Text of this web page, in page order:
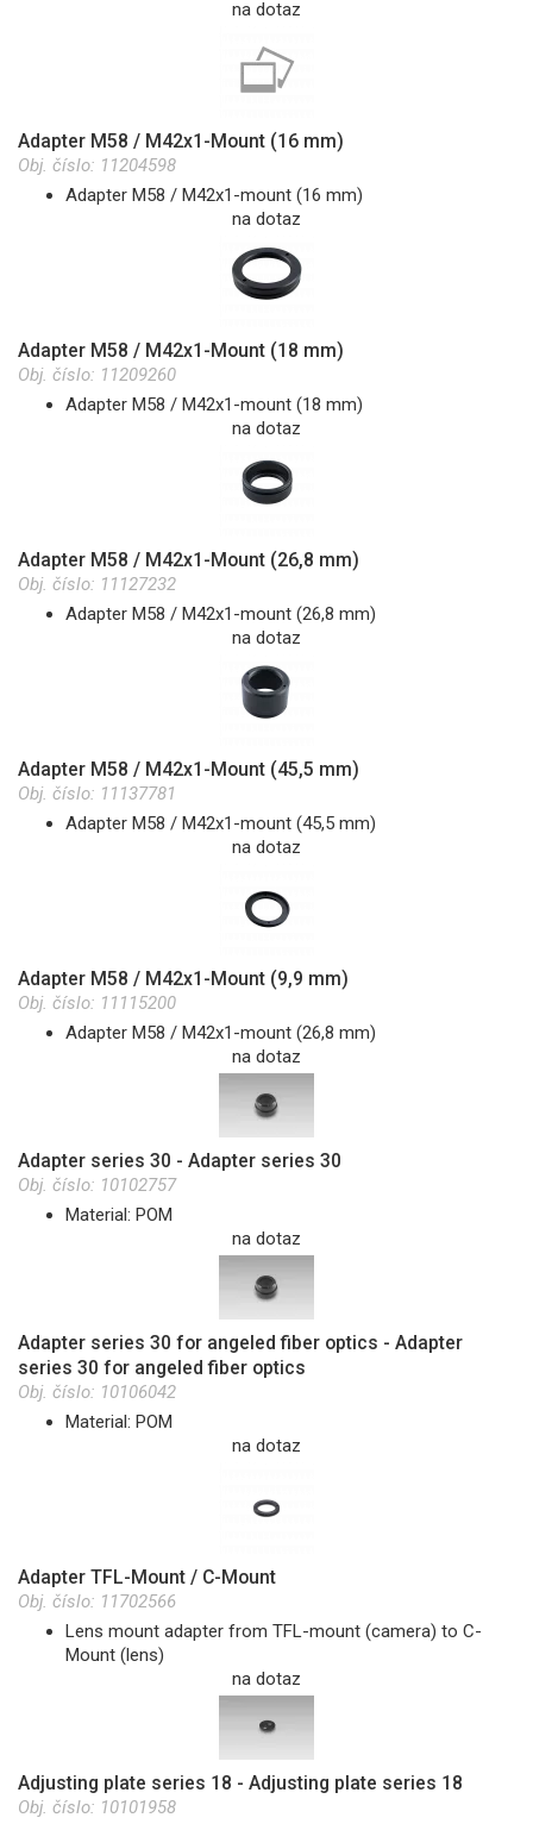
na dotaz
Adapter M58 / M42x1-Mount (16 mm)
Obj. číslo: 11204598
Adapter M58 / M42x1-mount (16 mm)
na dotaz
Adapter M58 / M42x1-Mount (18 mm)
Obj. číslo: 11209260
Adapter M58 / M42x1-mount (18 mm)
na dotaz
Adapter M58 / M42x1-Mount (26,8 mm)
Obj. číslo: 11127232
Adapter M58 / M42x1-mount (26,8 mm)
na dotaz
Adapter M58 / M42x1-Mount (45,5 mm)
Obj. číslo: 11137781
Adapter M58 / M42x1-mount (45,5 mm)
na dotaz
Adapter M58 / M42x1-Mount (9,9 mm)
Obj. číslo: 11115200
Adapter M58 / M42x1-mount (26,8 mm)
na dotaz
Adapter series 30 - Adapter series 30
Obj. číslo: 10102757
Material: POM
na dotaz
Adapter series 30 for angeled fiber optics - Adapter
series 30 for angeled fiber optics
Obj. číslo: 10106042
Material: POM
na dotaz
Adapter TFL-Mount / C-Mount
Obj. číslo: 11702566
Lens mount adapter from TFL-mount (camera) to C-
Mount (lens)
na dotaz
Adjusting plate series 18 - Adjusting plate series 18
Obj. číslo: 10101958